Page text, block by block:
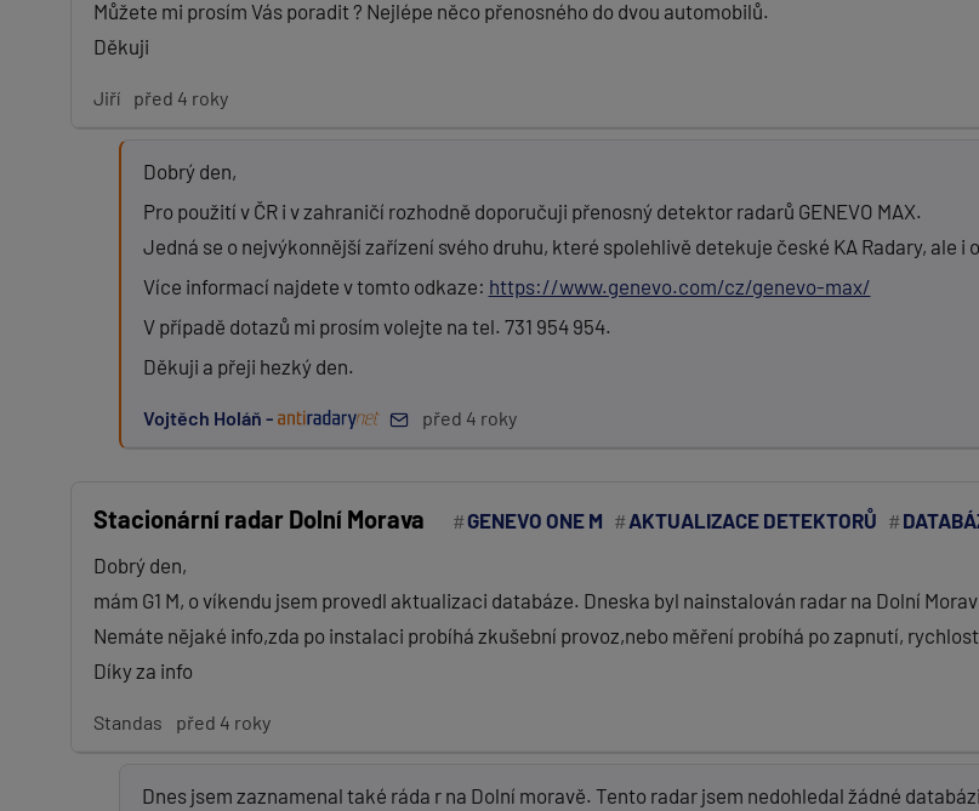
Můžete mi prosím Vás poradit ? Nejlépe něco přenosného do dvou automobilů.
Děkuji
Jiří před 4 roky
Dobrý den,
Pro použití v ČR i v zahraničí rozhodně doporučuji přenosný detektor radarů GENEVO MAX.
Jedná se o nejvýkonnější zařízení svého druhu, které spolehlivě detekuje české KA Radary, ale i
Více informací najdete v tomto odkaze: https://www.genevo.com/cz/genevo-max/
V případě dotazů mi prosím volejte na tel. 731 954 954.
Děkuji a přeji hezký den.
Vojtěch Holáň - před 4 roky
Stacionární radar Dolní Morava GENEVO ONE M AKTUALIZACE DETEKTORŮ
Dobrý den,
mám G1 M, o víkendu jsem provedl aktualizaci databáze. Dneska byl nainstalován radar na Dolní
Nemáte nějaké info,zda po instalaci probíhá zkušební provoz,nebo měření probíhá po zapnutí,
Díky za info
Standas před 4 roky
Dnes jsem zaznamenal také ráda r na Dolní moravě. Tento radar jsem nedohledal žádné